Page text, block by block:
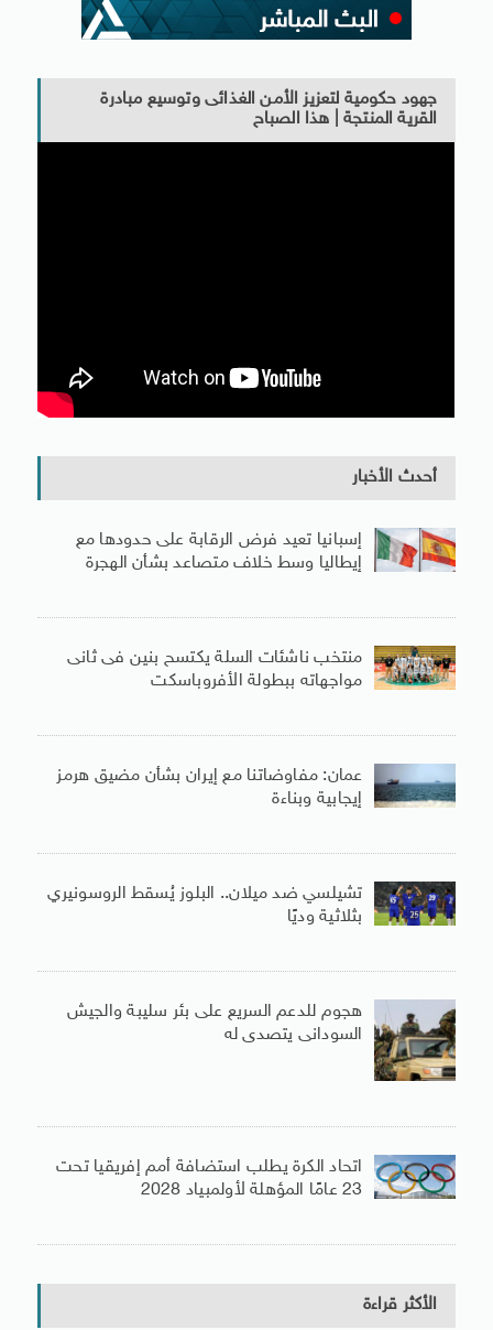
جهود حكومية لتعزيز الأمن الغذائى وتوسيع مبادرة
القرية المنتجة | هذا الصباح
أحدث الأخبار
إسبانيا تعيد فرض الرقابة على حدودها مع
إيطاليا وسط خلاف متصاعد بشأن الهجرة
منتخب ناشئات السلة يكتسح بنين فى ثانى
مواجهاته ببطولة الأفروباسكت
عمان: مفاوضاتنا مع إيران بشأن مضيق هرمز
إيجابية وبناءة
تشيلسي ضد ميلان.. البلوز يُسقط الروسونيري
بثلاثية وديًا
هجوم للدعم السريع على بئر سليبة والجيش
السودانى يتصدى له
اتحاد الكرة يطلب استضافة أمم إفريقيا تحت
23 عامًا المؤهلة لأولمبياد 2028
الأكثر قراءة